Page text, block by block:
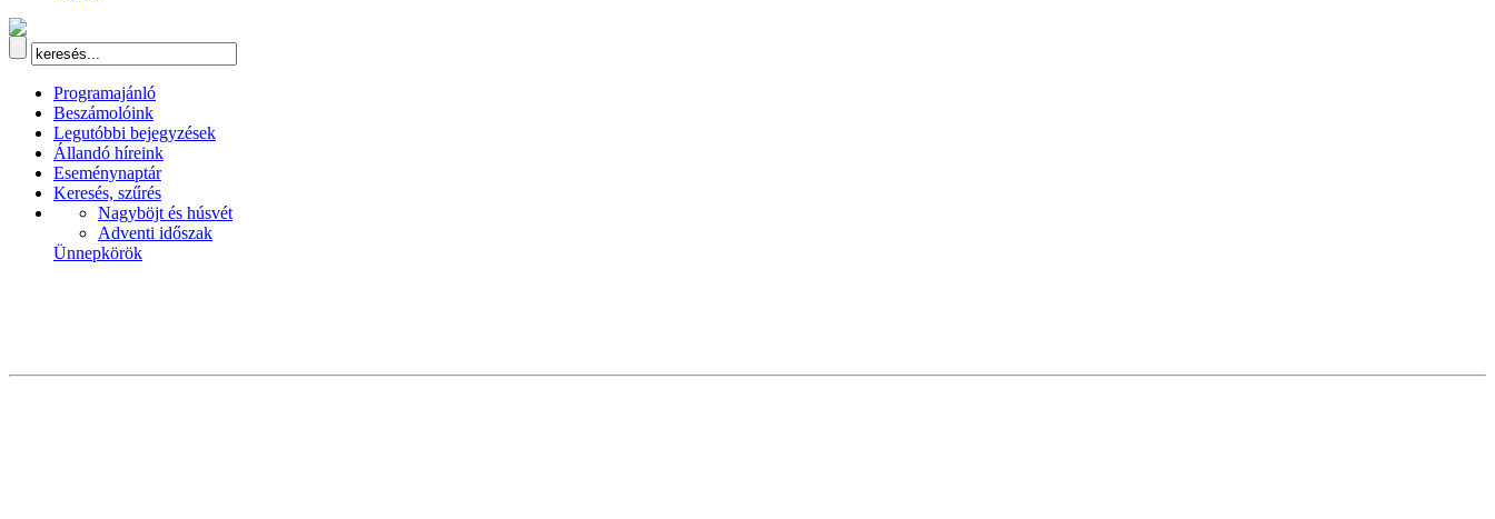
Programajánló
Beszámolóink
Legutóbbi bejegyzések
Állandó híreink
Eseménynaptár
Keresés, szűrés
Nagyböjt és húsvét
Adventi időszak
Ünnepkörök